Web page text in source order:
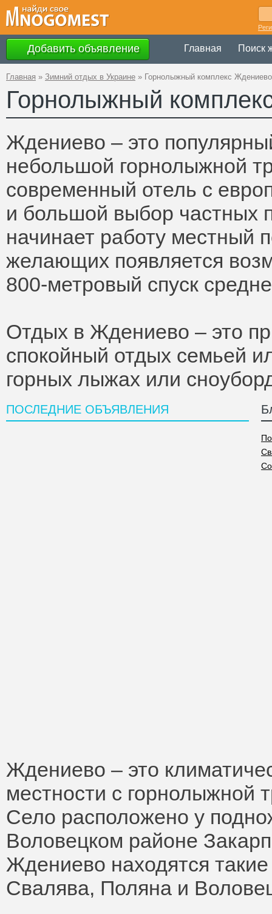
Добавить объявление Главная Поиск
Главная » Зимний отдых в Украине » Горнолыжный комплекс Ждениево
Горнолыжный
Ждениево – это
небольшой горнолыжной
современный отель с
и большой выбор частных
начинает работу местный
желающих появляется
800-метровый спуск
Отдых в Ждениево – это
спокойный отдых семьей
горных лыжах или
ПОСЛЕДНИЕ ОБЪЯВЛЕНИЯ
Ждениево – это
местности с горнолыжной
Село расположено у
Воловецком районе
Ждениево находятся
Свалява, Поляна и